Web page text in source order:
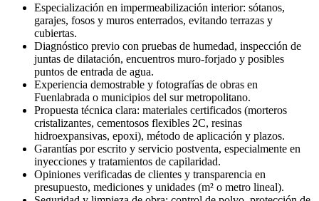
Especialización en impermeabilización interior: sótanos,
garajes, fosos y muros enterrados, evitando terrazas y
cubiertas.
Diagnóstico previo con pruebas de humedad, inspección de
juntas de dilatación, encuentros muro-forjado y posibles
puntos de entrada de agua.
Experiencia demostrable y fotografías de obras en
Fuenlabrada o municipios del sur metropolitano.
Propuesta técnica clara: materiales certificados (morteros
cristalizantes, cementosos flexibles 2C, resinas
hidroexpansivas, epoxi), método de aplicación y plazos.
Garantías por escrito y servicio postventa, especialmente en
inyecciones y tratamientos de capilaridad.
Opiniones verificadas de clientes y transparencia en
presupuesto, mediciones y unidades (m² o metro lineal).